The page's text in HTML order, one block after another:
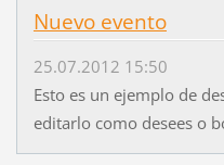
Nuevo evento
25.07.2012 15:50
Esto es un ejemplo de
editarlo como desees o